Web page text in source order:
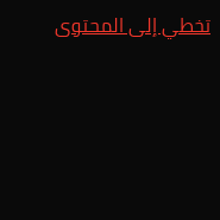
تخطي إلى المحتوى